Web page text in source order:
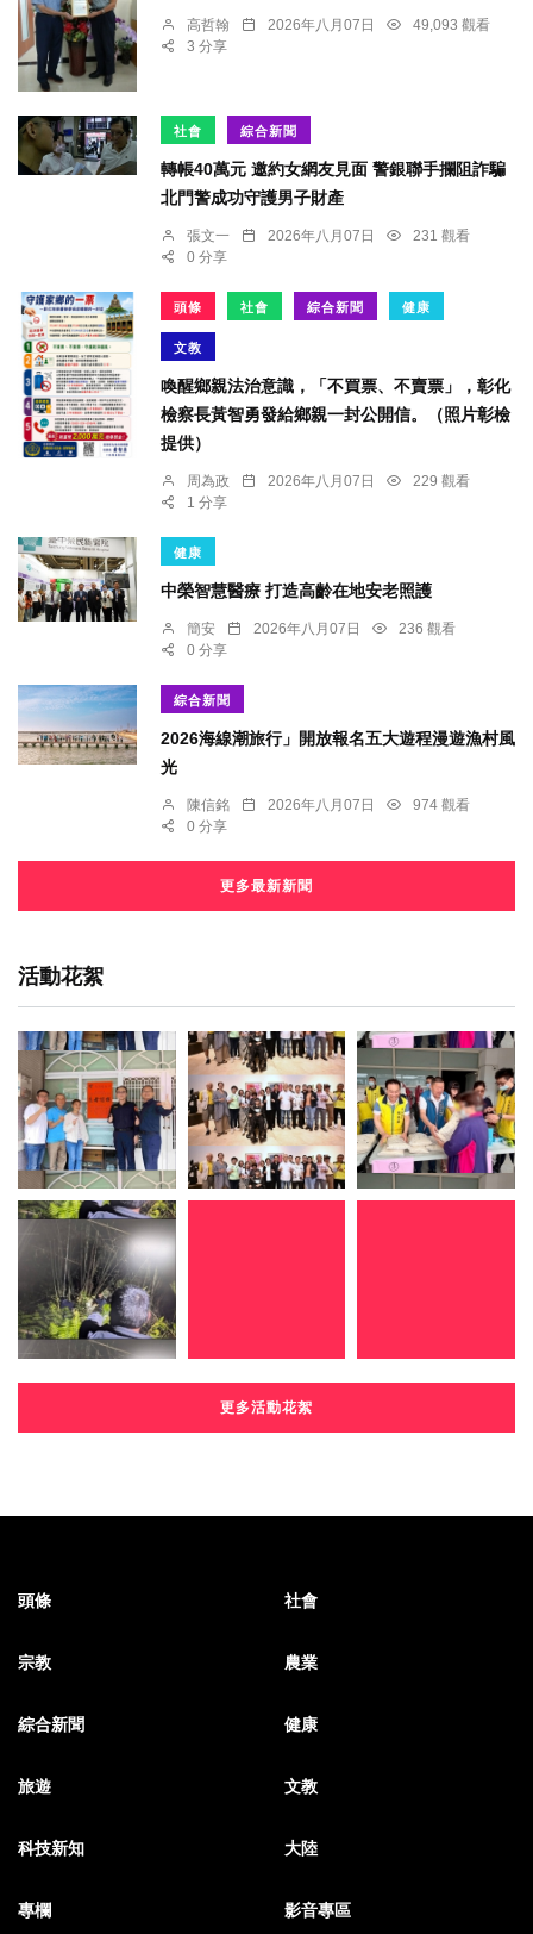
高哲翰 2026年八月07日
49,093 觀看
3 分享
社會 綜合新聞
轉帳40萬元 邀約女網友見面 警銀聯手攔阻詐騙
北門警成功守護男子財產
張文一 2026年八月07日
231 觀看
0 分享
頭條 社會 綜合新聞 健康
文教
喚醒鄉親法治意識，「不買票、不賣票」，彰化
檢察長黃智勇發給鄉親一封公開信。（照片彰檢
提供）
周為政 2026年八月07日
229 觀看
1 分享
健康
中榮智慧醫療 打造高齡在地安老照護
簡安 2026年八月07日
236 觀看
0 分享
綜合新聞
2026海線潮旅行」開放報名五大遊程漫遊漁村風
光
陳信銘 2026年八月07日
974 觀看
0 分享
更多最新新聞
活動花絮
更多活動花絮
頭條 社會
宗教 農業
綜合新聞 健康
旅遊 文教
科技新知 大陸
專欄 影音專區